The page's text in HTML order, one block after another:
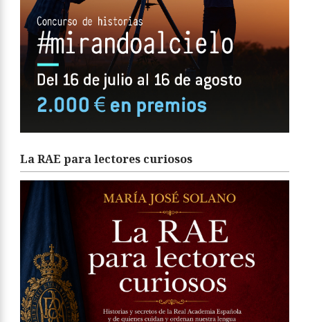
La RAE para lectores curiosos